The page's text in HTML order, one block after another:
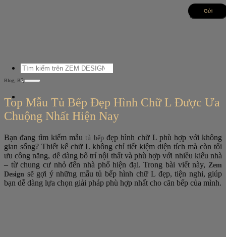
Tìm
kiếm:
Blog Bếp
Top Mẫu Tủ Bếp Đẹp Hình Chữ L Được Ưa
Chuộng Nhất Hiện Nay
Bạn đang tìm kiếm mẫutủ bếpđẹp hình chữ L phù hợp với không
gian sống? Thiết kế chữ L không chỉ tiết kiệm diện tích mà còn tối
ưu công năng, dễ dàng bố trí nội thất và phù hợp với nhiều kiểu nhà
– từ chung cư nhỏ đến nhà phố hiện đại. Trong bài viết này, Zem
Design sẽ gợi ý những mẫu tủ bếp hình chữ L đẹp, tiện nghi, giúp
bạn dễ dàng lựa chọn giải pháp phù hợp nhất cho căn bếp của mình.